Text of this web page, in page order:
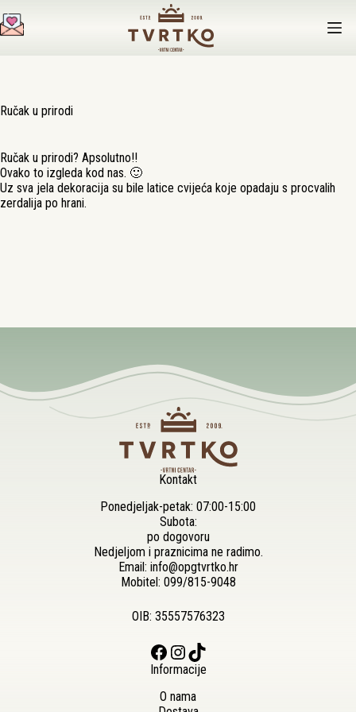
na
sadržaj
Ručak u prirodi
Ručak u prirodi? Apsolutno!!
Ovako to izgleda kod nas. 🙂
Uz sva jela dekoracija su bile latice cvijeća koje opadaju s procvalih
zerdalija po hrani.
Kontakt
Ponedjeljak-petak: 07:00-15:00
Subota:
po dogovoru
Nedjeljom i praznicima ne radimo.
Email: info@opgtvrtko.hr
Mobitel: 099/815-9048
OIB: 35557576323
Facebook Instagram TikTok
Informacije
O nama